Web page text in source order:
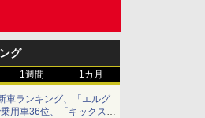
グ
1週間 1カ月
車ランキング、「エルグ
用車36位、「キックス」